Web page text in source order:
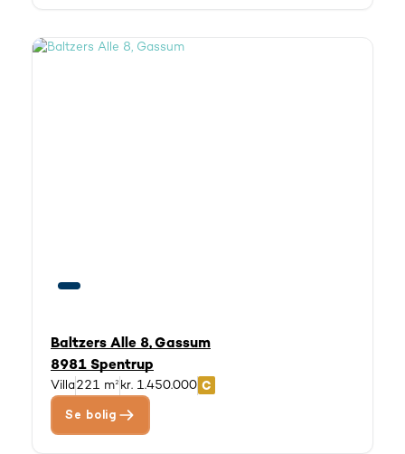
Baltzers Alle 8, Gassum
8981 Spentrup
Villa221 m² kr. 1.450.000
Se bolig